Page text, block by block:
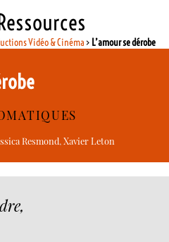
Vidéo & Cinéma > L’amour se dérobe
Resmond,Xavier Leton